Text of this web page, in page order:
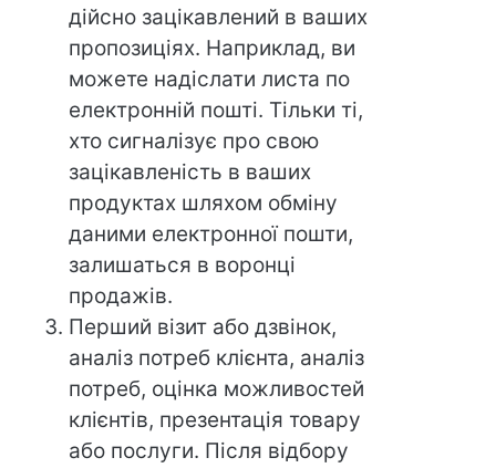
дійсно зацікавлений в ваших
пропозиціях. Наприклад, ви
можете надіслати листа по
електронній пошті. Тільки ті,
хто сигналізує про свою
зацікавленість в ваших
продуктах шляхом обміну
даними електронної пошти,
залишаться в воронці
продажів.
Перший візит або дзвінок,
аналіз потреб клієнта, аналіз
потреб, оцінка можливостей
клієнтів, презентація товару
або послуги. Після відбору